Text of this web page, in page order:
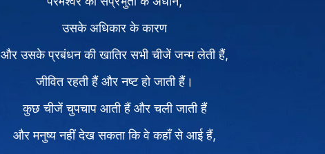
उसके अधिकार के कारण
और उसके प्रबंधन की खातिर सभी चीजें जन्म लेती हैं,
जीवित रहती हैं और नष्ट हो जाती हैं।
कुछ चीजें चुपचाप आती हैं और चली जाती हैं
और मनुष्य नहीं देख सकता कि वे कहाँ से आई हैं,